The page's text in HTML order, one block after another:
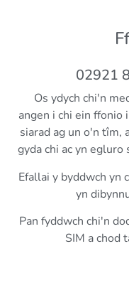
02921
Os ydych chi'n
angen i chi ein ffonio
siarad ag un o'n tîm,
gyda chi ac yn
Efallai y byddwch yn
yn
Pan fyddwch chi'n
SIM a chod